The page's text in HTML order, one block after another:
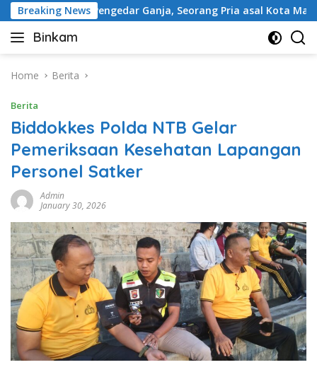
Skip
to
content
Breaking News
Diduga Pengedar Ganja, Seorang Pria asal Kota Mataram
Binkam
Home Berita
Berita
Biddokkes Polda NTB Gelar
Pemeriksaan Kesehatan Lapangan
Personel Satker
Admin
January 30, 2026